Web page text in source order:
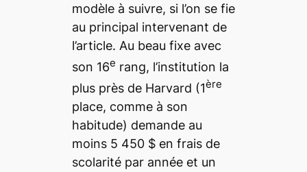
modèle à suivre, si l’on se fie
au principal intervenant de
l’article. Au beau fixe avec
son 16e rang, l’institution la
plus près de Harvard (1ère
place, comme à son
habitude) demande au
moins 5 450 $ en frais de
scolarité par année et un